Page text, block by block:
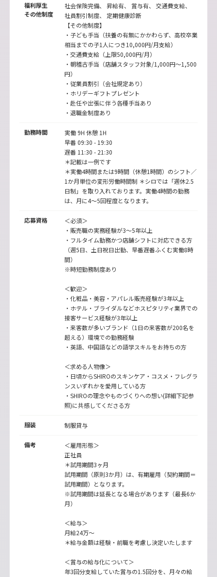
福利厚生
その他制度
社会保険完備、 昇給有、 賞与有、 交通費支給、
社員割引制度、 定期健康診断
【その他制度】
・子ども手当（扶養の有無にかかわらず、高校卒業
相当までの子1人につき10,000円/月支給）
・交通費支給（上限50,000円/月）
・朝稽古手当（店舗スタッフ対象/1,000円〜1,500
円）
・従業員割引（会社規定あり）
・ホリデーギフトプレゼント
・赴任や出張に伴う各種手当あり
・退職金制度あり
勤務時間
実働 9H 休憩 1H
早番 09:30 - 19:30
遅番 11:30 - 21:30
＊記載は一例です
＊実働4時間または9時間（休憩1時間）のシフト／
1か月単位の変形労働時間制 ＊シロでは「週休2.5
日制」を取り入れております。実働4時間の勤務
は、月に4～5回程度となります。
応募資格
＜必須＞
・販売職の実務経験が3～5年以上
・フルタイム勤務かつ店舗シフトに対応できる方
（週5日、土日祝日出勤、早番遅番ふくむ実働8時
間）
※時短勤務制度あり
＜歓迎＞
・化粧品・美容・アパレル販売経験が3年以上
・ホテル・ブライダルなどホスピタリティ業界での
接客サービス経験が3年以上
・来客数が多いブランド（1日の来客数が200名を
超える）環境での勤務経験
・英語、中国語などの語学スキルをお持ちの方
＜求める人物像＞
・日頃からSHIROのスキンケア・コスメ・フレグラ
ンスいずれかを愛用している方
・SHIROの理念やものづくりへの想い(詳細下記参
照)に共感してくださる方
服装 制服貸与
備考
＜雇用形態＞
正社員
＊試用期間3ヶ月
試用期間（原則3か月）は、有期雇用（契約期間＝
試用期間）となります。
※試用期間は延長となる場合があります（最長6か
月）
＜給与＞
月給24万～
＊給与金額は経験・前職を考慮し決定いたします
＜賞与の給与化について＞
年3回分支給していた賞与の1.5回分を、月々の給